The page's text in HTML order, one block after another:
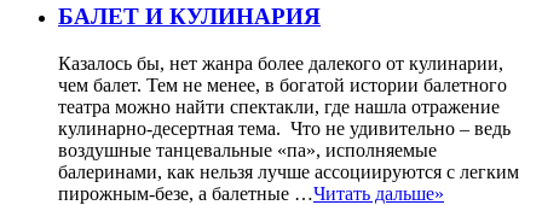
БАЛЕТ И КУЛИНАРИЯ
Казалось бы, нет жанра более далекого от кулинарии,
чем балет. Тем не менее, в богатой истории балетного
театра можно найти спектакли, где нашла отражение
кулинарно-десертная тема. Что не удивительно – ведь
воздушные танцевальные «па», исполняемые
балеринами, как нельзя лучше ассоциируются с легким
пирожным-безе, а балетные …Читать дальше»